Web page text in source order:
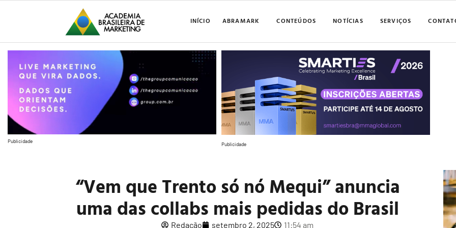
INÍCIO ABRAMARK CONTEÚDOS NOTÍCIAS SERVIÇOS
Publicidade Publicidade
“Vem que Trento só nó Mequi” anuncia
uma das collabs mais pedidas do Brasil
Redação setembro 2, 2025 11:54 am